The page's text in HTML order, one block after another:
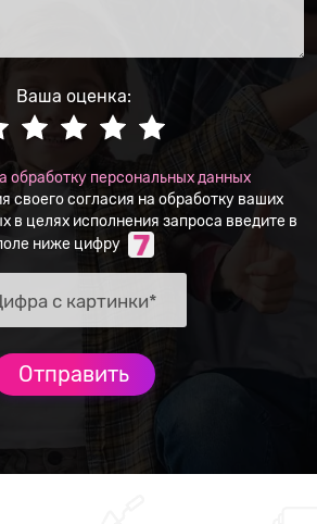
Ваша оценка:
обработку персональных данных
своего согласия на обработку ваших
в целях исполнения запроса введите в
ниже цифру